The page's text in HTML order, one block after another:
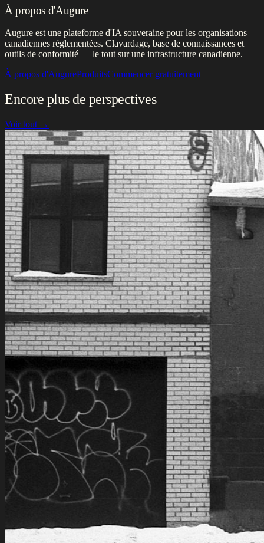
À propos d'Augure
Augure est une plateforme d'IA souveraine pour les organisations
canadiennes réglementées. Clavardage, base de connaissances et
outils de conformité — le tout sur une infrastructure canadienne.
À propos d'AugureProduitsCommencer gratuitement
Encore plus de perspectives
Voir tout →